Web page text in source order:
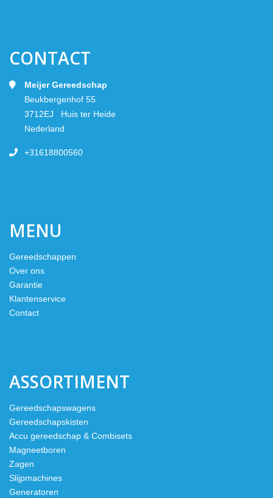
CONTACT
Meijer Gereedschap
Beukbergenhof 55
3712EJ Huis ter Heide
Nederland
+31618800560
MENU
Gereedschappen
Over ons
Garantie
Klantenservice
Contact
ASSORTIMENT
Gereedschapswagens
Gereedschapskisten
Accu gereedschap & Combisets
Magneetboren
Zagen
Slijpmachines
Generatoren